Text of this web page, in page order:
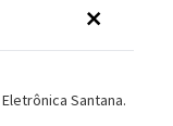
Santana.